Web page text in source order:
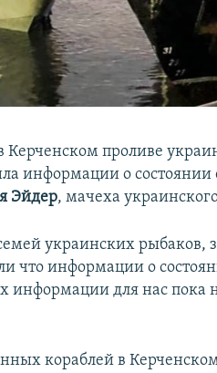
Керченском проливе
информации о состоянии
Эйдер, мачеха
украинских рыбаков,
что информации о
информации для нас пока
кораблей в